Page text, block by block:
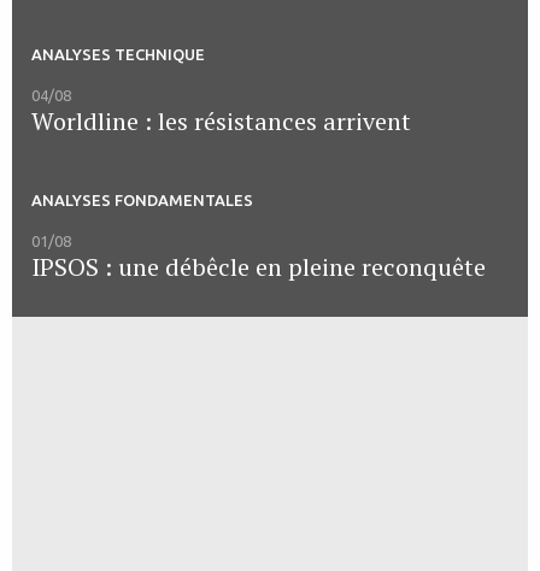
ANALYSES TECHNIQUE
04/08
Worldline : les résistances arrivent
ANALYSES FONDAMENTALES
01/08
IPSOS : une débêcle en pleine reconquête